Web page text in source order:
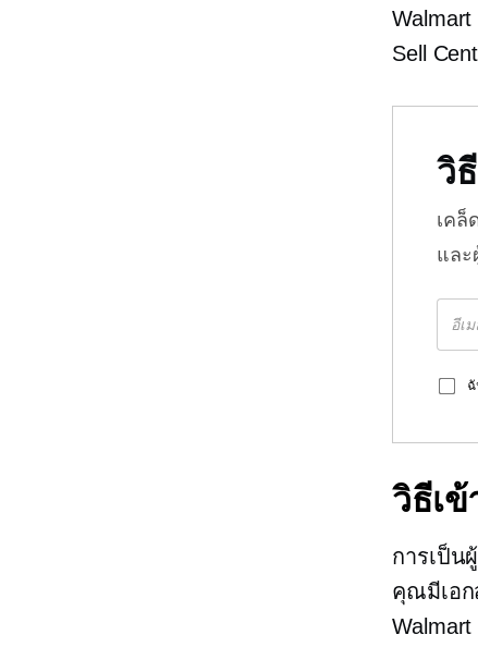
Sell
วิ
เคล็
และ
วิธีเ
การเป็น
คุณมีเอก